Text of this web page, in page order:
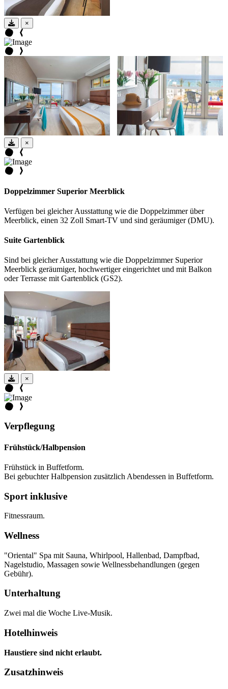
×
×
Doppelzimmer Superior Meerblick
Verfügen bei gleicher Ausstattung wie die Doppelzimmer über
Meerblick, einen 32 Zoll Smart-TV und sind geräumiger (DMU).
Suite Gartenblick
Sind bei gleicher Ausstattung wie die Doppelzimmer Superior
Meerblick geräumiger, hochwertiger eingerichtet und mit Balkon
oder Terrasse mit Gartenblick (GS2).
×
Verpflegung
Frühstück/Halbpension
Frühstück in Buffetform.
Bei gebuchter Halbpension zusätzlich Abendessen in Buffetform.
Sport inklusive
Fitnessraum.
Wellness
"Oriental" Spa mit Sauna, Whirlpool, Hallenbad, Dampfbad,
Nagelstudio, Massagen sowie Wellnessbehandlungen (gegen
Gebühr).
Unterhaltung
Zwei mal die Woche Live-Musik.
Hotelhinweis
Haustiere sind nicht erlaubt.
Zusatzhinweis